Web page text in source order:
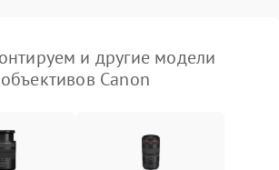
и другие модели
объективов Canon